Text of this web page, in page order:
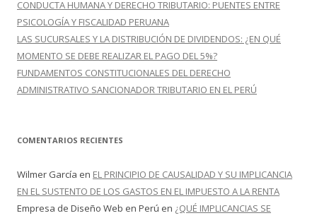
CONDUCTA HUMANA Y DERECHO TRIBUTARIO: PUENTES ENTRE
PSICOLOGÍA Y FISCALIDAD PERUANA
LAS SUCURSALES Y LA DISTRIBUCIÓN DE DIVIDENDOS: ¿EN QUÉ
MOMENTO SE DEBE REALIZAR EL PAGO DEL 5%?
FUNDAMENTOS CONSTITUCIONALES DEL DERECHO
ADMINISTRATIVO SANCIONADOR TRIBUTARIO EN EL PERÚ
COMENTARIOS RECIENTES
Wilmer García en EL PRINCIPIO DE CAUSALIDAD Y SU IMPLICANCIA
EN EL SUSTENTO DE LOS GASTOS EN EL IMPUESTO A LA RENTA
Empresa de Diseño Web en Perú en ¿QUÉ IMPLICANCIAS SE